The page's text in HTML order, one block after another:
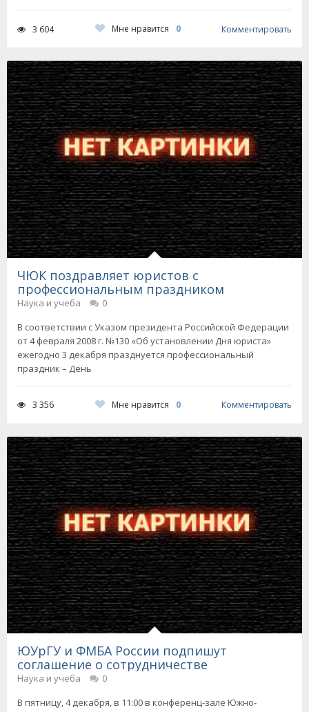
3 604 Мне нравится 0 Комментировать
ЧЮК поздравляет юристов с
профессиональным праздником
Наука и учеба
0
В соответствии с Указом президента Российской Федерации
от 4 февраля 2008 г. №130 «Об установлении Дня юриста»
ежегодно 3 декабря празднуется профессиональный
праздник – День
3 356 Мне нравится 0 Комментировать
ЮУрГУ и ФМБА России подпишут
соглашение о сотрудничестве
Наука и учеба
0
В пятницу, 4 декабря, в 11:00 в конференц-зале Южно-